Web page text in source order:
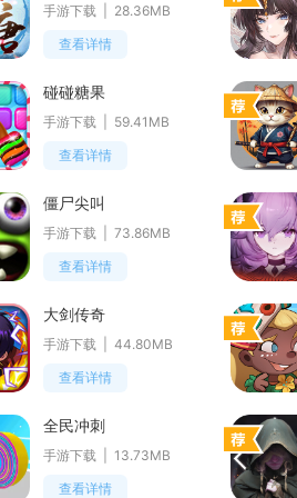
手游下载
28.36MB
查看详情
碰碰糖果
手游下载
59.41MB
查看详情
僵尸尖叫
手游下载
73.86MB
查看详情
大剑传奇
手游下载
44.80MB
查看详情
全民冲刺
手游下载
13.73MB
查看详情